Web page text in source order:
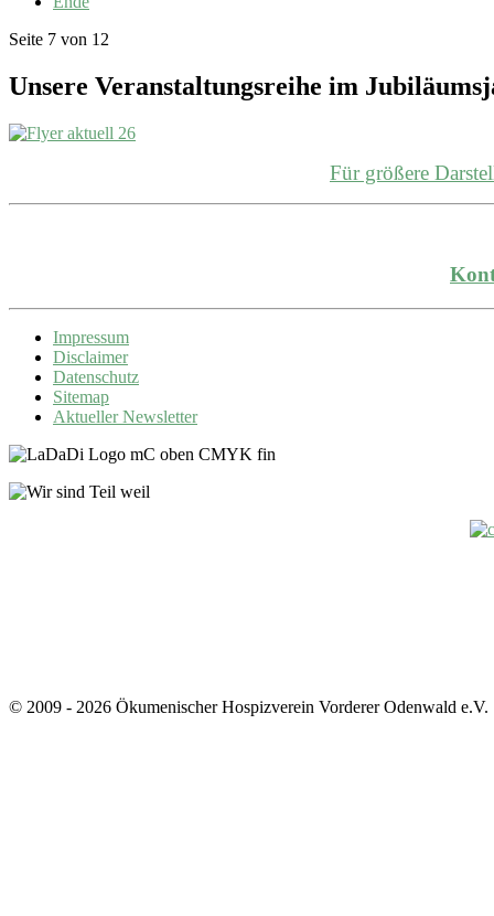
Seite 7 von 12
Unsere Veranstaltungsreihe im
Für größere
Impressum
Disclaimer
Datenschutz
Sitemap
Aktueller Newsletter
© 2009 - 2026 Ökumenischer Hospizverein Vorderer Odenwald e.V.